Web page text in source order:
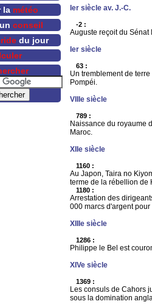
Ier siècle av. J.-C.
-2 :
Auguste reçoit du Sénat
Ier siècle
63 :
Un tremblement de
Pompéi.
VIIIe siècle
789 :
Naissance du royaume
Maroc.
XIIe siècle
1160 :
Au Japon, Taira no
terme de la rébellion de
1180 :
Arrestation des
000 marcs d'argent pour
XIIIe siècle
1286 :
Philippe le Bel est
XIVe siècle
1369 :
Les consuls de Cahors
sous la domination
la météo
conseil
du jour